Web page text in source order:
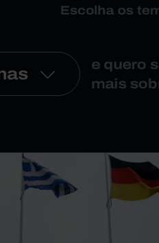
Escolha os
e quero
mais